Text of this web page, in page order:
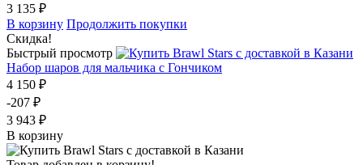
3 135 ₽
В корзину Продолжить покупки
Скидка!
Быстрый просмотр
Набор шаров для мальчика с Гончиком
4 150 ₽
-207 ₽
3 943 ₽
В корзину